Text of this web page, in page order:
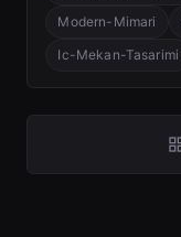
Modern-Mimari
Ic-Mekan-Tasarimi